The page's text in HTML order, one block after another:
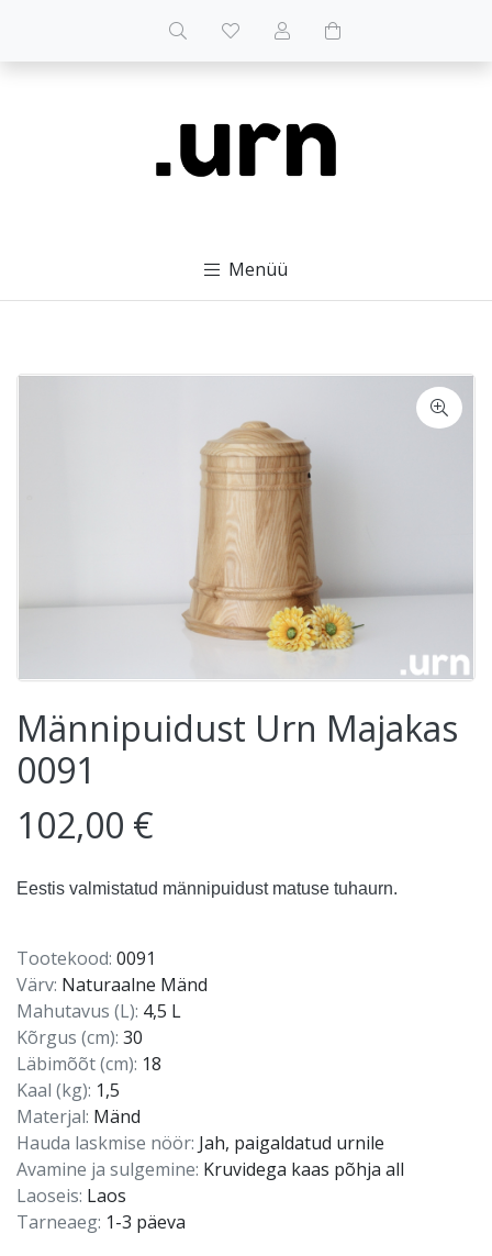
Menüü
Männipuidust Urn Majakas
0091
102,00 €
Eestis valmistatud männipuidust matuse tuhaurn.
Tootekood: 0091
Värv: Naturaalne Mänd
Mahutavus (L): 4,5 L
Kõrgus (cm): 30
Läbimõõt (cm): 18
Kaal (kg): 1,5
Materjal: Mänd
Hauda laskmise nöör: Jah, paigaldatud urnile
Avamine ja sulgemine: Kruvidega kaas põhja all
Laoseis: Laos
Tarneaeg: 1-3 päeva